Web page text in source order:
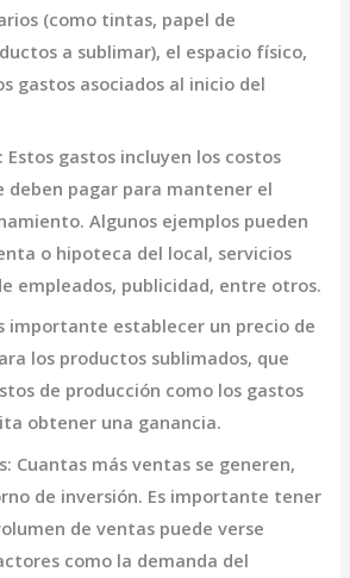
(como tintas, papel de
a sublimar), el espacio físico,
gastos asociados al inicio del
Estos gastos incluyen los costos
deben pagar para mantener el
Algunos ejemplos pueden
o hipoteca del local, servicios
empleados, publicidad, entre otros.
importante establecer un precio de
los productos sublimados, que
de producción como los gastos
obtener una ganancia.
Cuantas más ventas se generen,
de inversión. Es importante tener
de ventas puede verse
como la demanda del